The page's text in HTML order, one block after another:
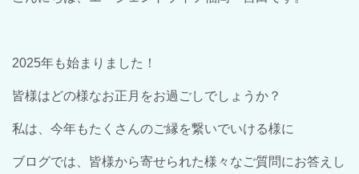
2025年も始まりました！
皆様はどの様なお正月をお過ごしでしょうか？
私は、今年もたくさんのご縁を繋いでいける様に
ブログでは、皆様から寄せられた様々なご質問にお答えし